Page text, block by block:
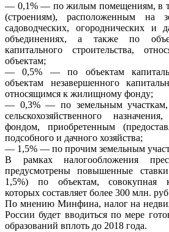
— 0,1% — по жилым помещениям, в
(строениям), расположенным на
садоводческих, огороднических и
объединениях, а также по
капитального строительства,
объектам;
— 0,5% — по объектам
объектам незавершенного
относящимся к жилищному фонду;
— 0,3% — по земельным участкам,
сельскохозяйственного
фондом, приобретенным
подсобного и дачного хозяйства;
— 1,5% — по прочим земельным
В рамках налогообложения
предусмотрены повышенные
1,5%) по объектам, совокупная
которых составляет более 300 млн.
По мнению Минфина, налог на
России будет вводиться по мере
образований вплоть до 2018 года.